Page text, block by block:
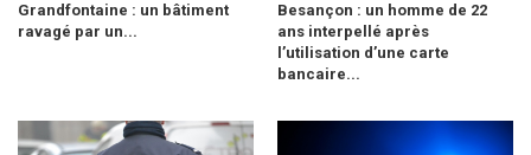
Grandfontaine : un bâtiment
ravagé par un...
Besançon : un homme de 22
ans interpellé après
l’utilisation d’une carte
bancaire...